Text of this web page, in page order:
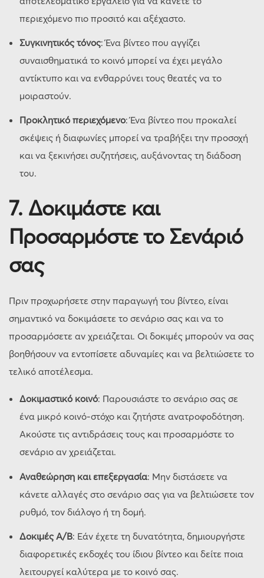
περιεχόμενο πιο προσιτό και αξέχαστο.
Συγκινητικός τόνος: Ένα βίντεο που αγγίζει
συναισθηματικά το κοινό μπορεί να έχει μεγάλο
αντίκτυπο και να ενθαρρύνει τους θεατές να το
μοιραστούν.
Προκλητικό περιεχόμενο: Ένα βίντεο που προκαλεί
σκέψεις ή διαφωνίες μπορεί να τραβήξει την προσοχή
και να ξεκινήσει συζητήσεις, αυξάνοντας τη διάδοση
του.
7. Δοκιμάστε και
Προσαρμόστε το Σενάριό
σας
Πριν προχωρήσετε στην παραγωγή του βίντεο, είναι
σημαντικό να δοκιμάσετε το σενάριο σας και να το
προσαρμόσετε αν χρειάζεται. Οι δοκιμές μπορούν να σας
βοηθήσουν να εντοπίσετε αδυναμίες και να βελτιώσετε το
τελικό αποτέλεσμα.
Δοκιμαστικό κοινό: Παρουσιάστε το σενάριο σας σε
ένα μικρό κοινό-στόχο και ζητήστε ανατροφοδότηση.
Ακούστε τις αντιδράσεις τους και προσαρμόστε το
σενάριο αν χρειάζεται.
Αναθεώρηση και επεξεργασία: Μην διστάσετε να
κάνετε αλλαγές στο σενάριο σας για να βελτιώσετε τον
ρυθμό, τον διάλογο ή τη δομή.
Δοκιμές A/B: Εάν έχετε τη δυνατότητα, δημιουργήστε
διαφορετικές εκδοχές του ίδιου βίντεο και δείτε ποια
λειτουργεί καλύτερα με το κοινό σας.